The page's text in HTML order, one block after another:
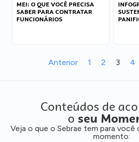
MEI: O QUE VOCÊ PRECISA
SABER PARA CONTRATAR
FUNCIONÁRIOS
Anterior 1 2 3 4
Conteúdos de
o seu
Veja o que o Sebrae tem para
momento: